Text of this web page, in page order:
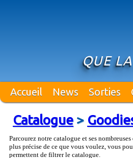
QUE
Accueil News Sorties
Catalogue>
Parcourez notre catalogue et ses
plus précise de ce que vous voulez, vous
permettent de filtrer le catalogue.